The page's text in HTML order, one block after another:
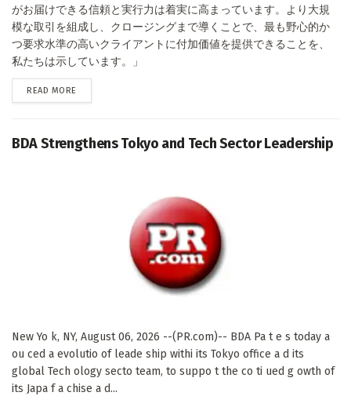
がお届けできる信頼と実行力は着実に高まっています。より大規
模な取引を組成し、クロージングまで導くことで、最も野心的か
つ要求水準の高いクライアントに付加価値を提供できることを、
私たちは示しています。」
READ MORE
BDA Strengthens Tokyo and Tech Sector Leadership
New Yo k, NY, August 06, 2026 --(PR.com)-- BDA Pa t e s today a
ou ced a evolutio of leade ship withi its Tokyo office a d its
global Tech ology secto team, to suppo t the co ti ued g owth of
its Japa f a chise a d...